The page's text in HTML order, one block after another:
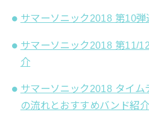
サマーソニック2018 第10
サマーソニック2018 第11/
介
サマーソニック2018 タイム
の流れとおすすめバンド紹介